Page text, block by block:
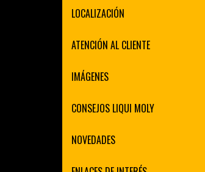
LOCALIZACIÓN
ATENCIÓN AL CLIENTE
IMÁGENES
CONSEJOS LIQUI MOLY
NOVEDADES